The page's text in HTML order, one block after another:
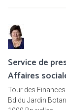
Service de
Affaires
Tour des Finances
Bd du Jardin